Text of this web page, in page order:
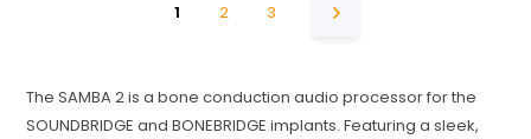
1 2 3
The SAMBA 2 is a bone conduction audio processor for the
SOUNDBRIDGE and BONEBRIDGE implants. Featuring a sleek,